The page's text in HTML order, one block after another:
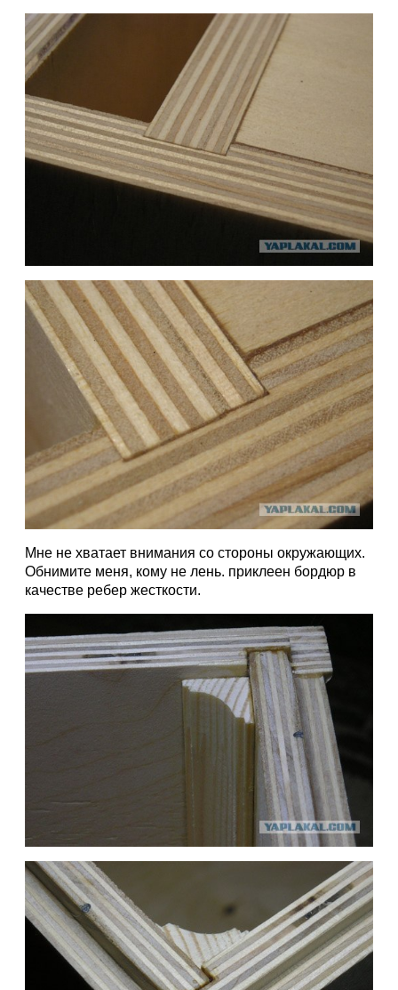
Мне не хватает внимания со стороны окружающих.
Обнимите меня, кому не лень. приклеен бордюр в
качестве ребер жесткости.